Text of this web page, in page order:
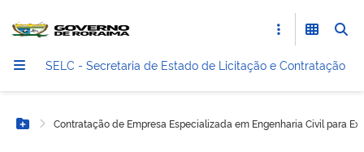
SELC - Secretaria de Estado de Licitação e Contratação
Botão Menu
Contratação de Empresa Especializada em Engenharia Civil para